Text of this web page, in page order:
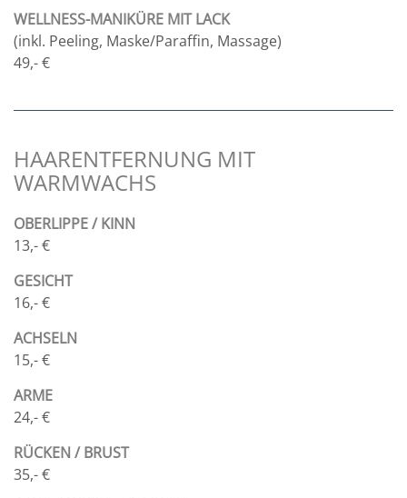
WELLNESS-MANIKÜRE MIT LACK
(inkl. Peeling, Maske/Paraffin, Massage)
49,- €
HAARENTFERNUNG MIT
WARMWACHS
OBERLIPPE / KINN
13,- €
GESICHT
16,- €
ACHSELN
15,- €
ARME
24,- €
RÜCKEN / BRUST
35,- €